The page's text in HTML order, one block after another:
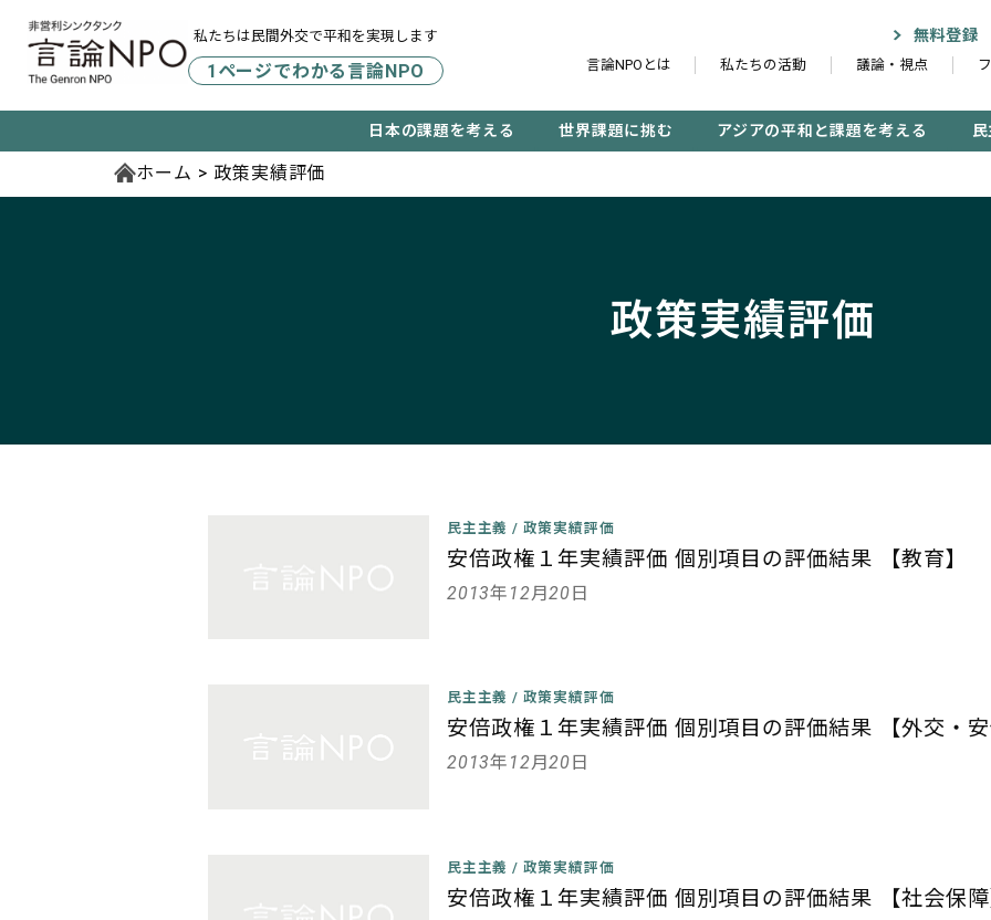
私たちは民間外交で平和を実現します
1ページでわかる言論NPO
無料登録
言論NPOとは 私たちの活動 議論・視点
日本の課題を考える 世界課題に挑む アジアの平和と課題を考える
ホーム 政策実績評価
政策実績評価
民主主義 / 政策実績評価
安倍政権１年実績評価 個別項目の評価結果 【教育】
2013年12月20日
民主主義 / 政策実績評価
安倍政権１年実績評価 個別項目の評価結果 【外交・
2013年12月20日
民主主義 / 政策実績評価
安倍政権１年実績評価 個別項目の評価結果 【社会保